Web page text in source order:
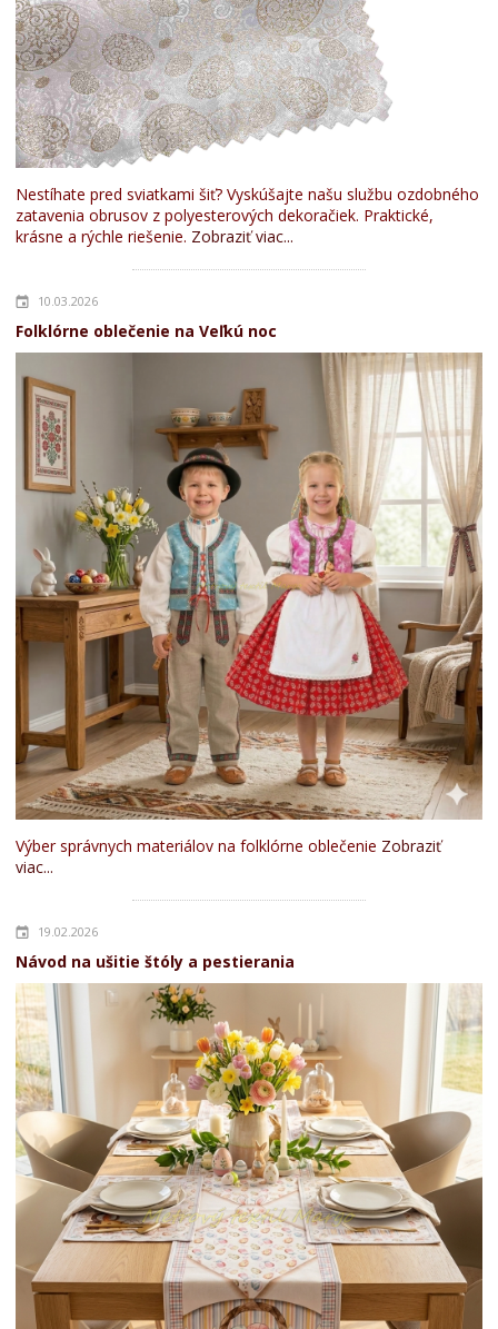
Nestíhate pred sviatkami šiť? Vyskúšajte našu službu ozdobného
zatavenia obrusov z polyesterových dekoračiek. Praktické,
krásne a rýchle riešenie. Zobraziť viac...
10.03.2026
Folklórne oblečenie na Veľkú noc
Výber správnych materiálov na folklórne oblečenie Zobraziť
viac...
19.02.2026
Návod na ušitie štóly a pestierania